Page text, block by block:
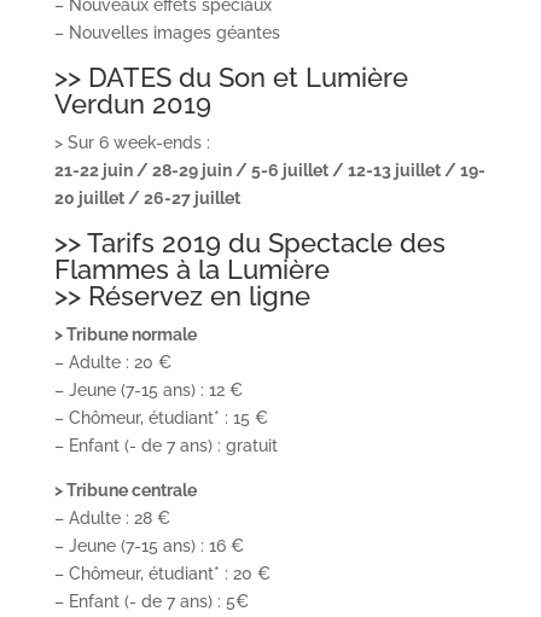
– Nouveaux effets spéciaux
– Nouvelles images géantes
>> DATES du Son et Lumière
Verdun 2019
> Sur 6 week-ends :
21-22 juin / 28-29 juin / 5-6 juillet / 12-13 juillet / 19-
20 juillet / 26-27 juillet
>> Tarifs 2019 du Spectacle des
Flammes à la Lumière
>> Réservez en ligne
> Tribune normale
– Adulte : 20 €
– Jeune (7-15 ans) : 12 €
– Chômeur, étudiant* : 15 €
– Enfant (- de 7 ans) : gratuit
> Tribune centrale
– Adulte : 28 €
– Jeune (7-15 ans) : 16 €
– Chômeur, étudiant* : 20 €
– Enfant (- de 7 ans) : 5€